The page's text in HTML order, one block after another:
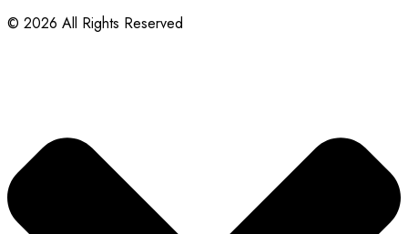
© 2026 All Rights Reserved